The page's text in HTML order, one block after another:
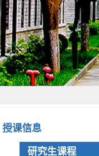
授课信息
研究生课程